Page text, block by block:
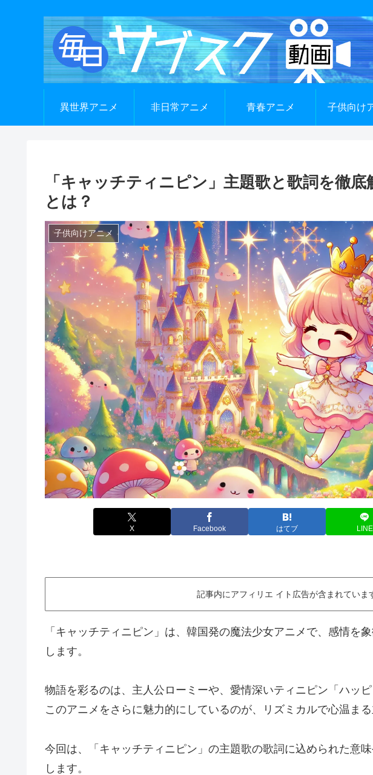
異世界アニメ 非日常アニメ 青春アニメ 子供向け
「キャッチティニピン」主題歌と歌詞を徹
とは？
子供向けアニメ
X Facebook はてブ LINE
記事内にアフィリエ イト広告が含まれていま
「キャッチティニピン」は、韓国発の魔法少女アニメで、感情を
します。
物語を彩るのは、主人公ローミーや、愛情深いティニピン「ハッ
このアニメをさらに魅力的にしているのが、リズミカルで心温まる
今回は、「キャッチティニピン」の主題歌の歌詞に込められた意
します。